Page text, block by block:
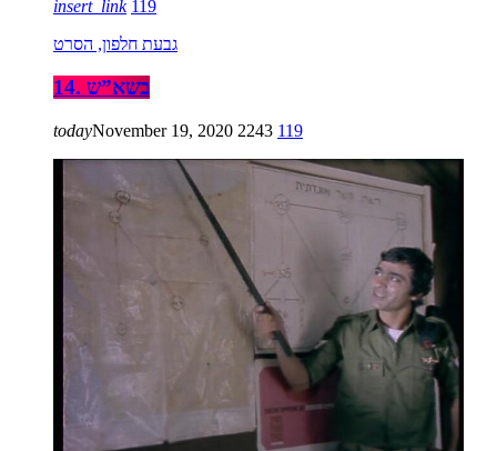
insert_link 119
גבעת חלפון, הסרט
14. בשא”ש
todayNovember 19, 2020 2243 119